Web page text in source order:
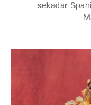
sekadar